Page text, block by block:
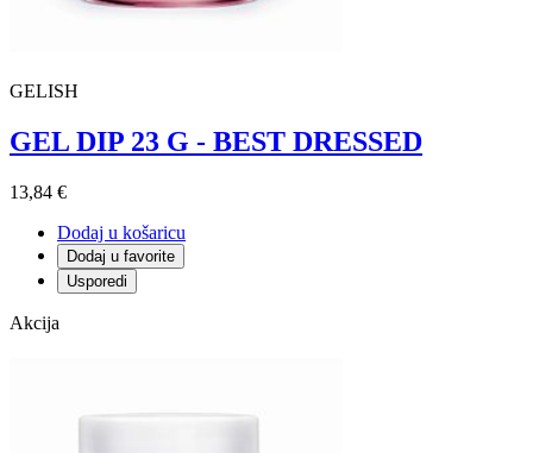
GELISH
GEL DIP 23 G - BEST DRESSED
13,84 €
Dodaj u košaricu
Dodaj u favorite
Usporedi
Akcija